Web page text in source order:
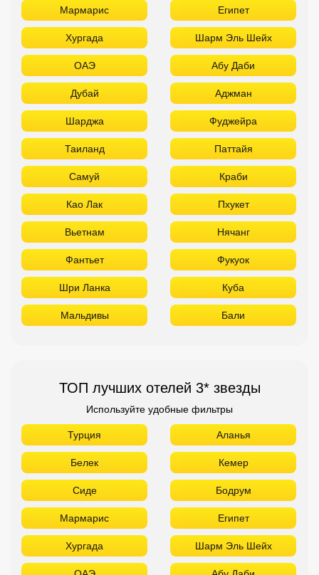
Мармарис Египет
Хургада Шарм Эль Шейх
ОАЭ Абу Даби
Дубай Аджман
Шарджа Фуджейра
Таиланд Паттайя
Самуй Краби
Као Лак Пхукет
Вьетнам Нячанг
Фантьет Фукуок
Шри Ланка Куба
Мальдивы Бали
ТОП лучших отелей 3* звезды
Используйте удобные фильтры
Турция Аланья
Белек Кемер
Сиде Бодрум
Мармарис Египет
Хургада Шарм Эль Шейх